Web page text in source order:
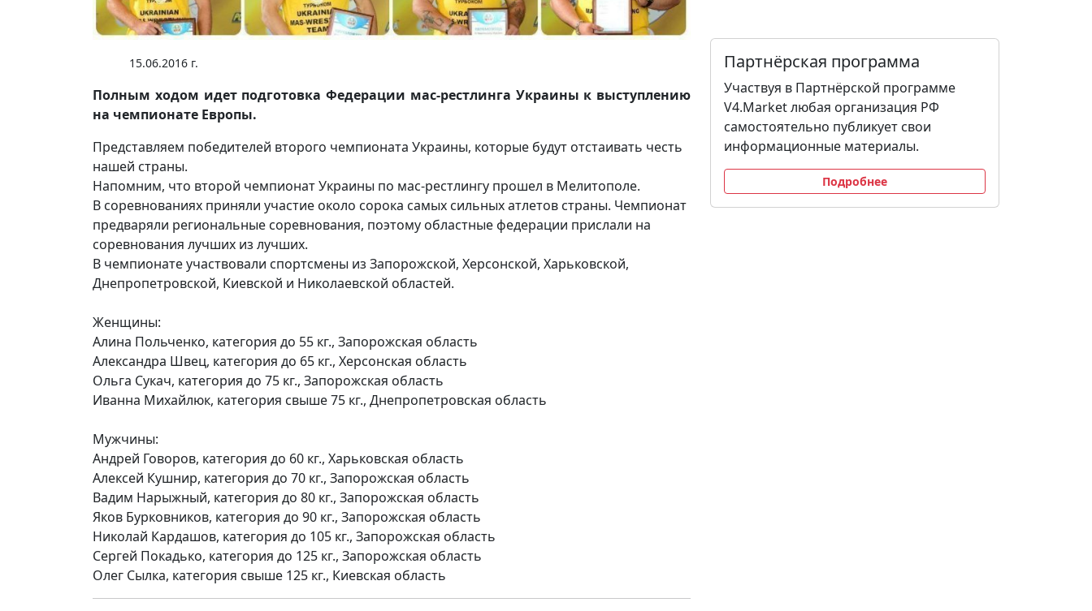
15.06.2016 г.
Полным ходом идет подготовка Федерации мас-рестлинга Украины к выступлению
на чемпионате Европы.
Представляем победителей второго чемпионата Украины, которые будут отстаивать честь
нашей страны.
Напомним, что второй чемпионат Украины по мас-рестлингу прошел в Мелитополе.
В соревнованиях приняли участие около сорока самых сильных атлетов страны. Чемпионат
предваряли региональные соревнования, поэтому областные федерации прислали на
соревнования лучших из лучших.
В чемпионате участвовали спортсмены из Запорожской, Херсонской, Харьковской,
Днепропетровской, Киевской и Николаевской областей.
Женщины:
Алина Польченко, категория до 55 кг., Запорожская область
Александра Швец, категория до 65 кг., Херсонская область
Ольга Сукач, категория до 75 кг., Запорожская область
Иванна Михайлюк, категория свыше 75 кг., Днепропетровская область
Мужчины:
Андрей Говоров, категория до 60 кг., Харьковская область
Алексей Кушнир, категория до 70 кг., Запорожская область
Вадим Нарыжный, категория до 80 кг., Запорожская область
Яков Бурковников, категория до 90 кг., Запорожская область
Николай Кардашов, категория до 105 кг., Запорожская область
Сергей Покадько, категория до 125 кг., Запорожская область
Олег Сылка, категория свыше 125 кг., Киевская область
Партнёрская программа
Участвуя в Партнёрской программе
V4.Market любая организация РФ
самостоятельно публикует свои
информационные материалы.
Подробнее